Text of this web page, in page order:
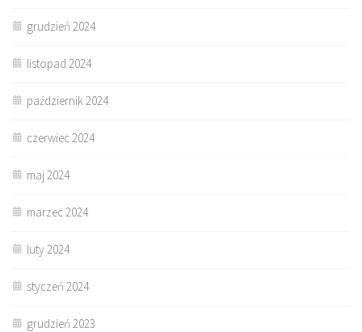
grudzień 2024
listopad 2024
październik 2024
czerwiec 2024
maj 2024
marzec 2024
luty 2024
styczeń 2024
grudzień 2023